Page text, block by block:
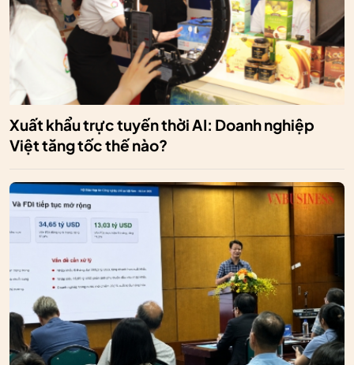
Xuất khẩu trực tuyến thời AI: Doanh nghiệp
Việt tăng tốc thế nào?